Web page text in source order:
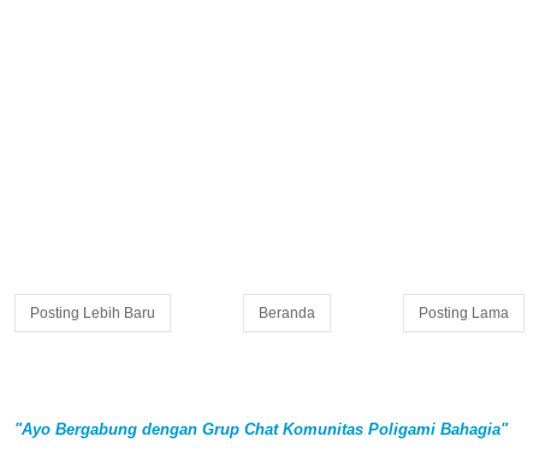
Posting Lebih Baru Posting Lama
Beranda
"Ayo Bergabung dengan Grup Chat Komunitas Poligami Bahagia"